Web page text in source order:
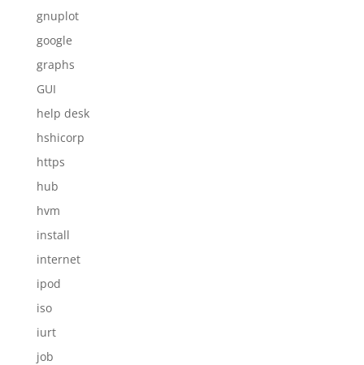
gnuplot
google
graphs
GUI
help desk
hshicorp
https
hub
hvm
install
internet
ipod
iso
iurt
job